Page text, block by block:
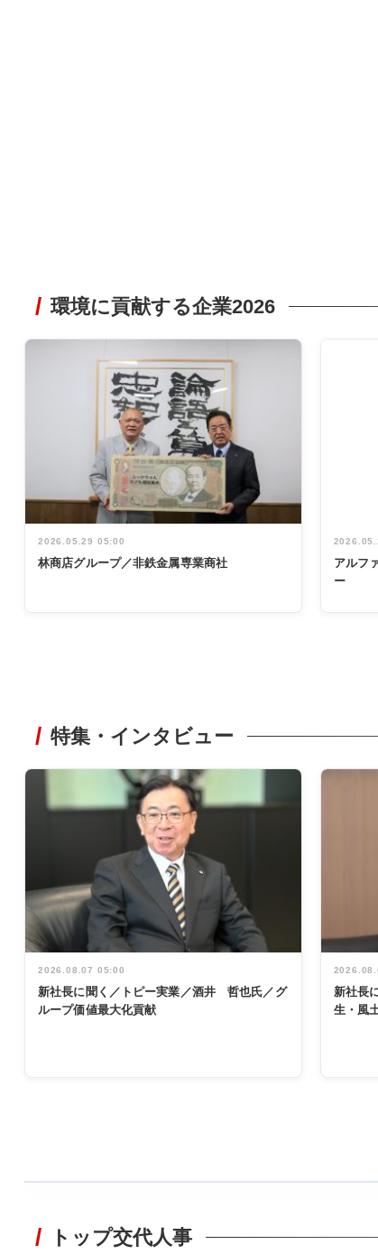
環境に貢献する企業2026
2026.05.29 05:00
林商店グループ／非鉄金属専業商社
アルフ
ー
特集・インタビュー
2026.08.07 05:00
新社長に聞く／トピー実業／酒井 哲也氏／グ
ループ価値最大化貢献
新社長
生・風
非鉄業界で
トップ交代人事